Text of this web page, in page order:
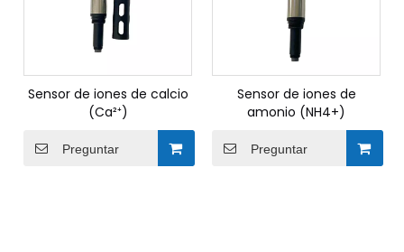
Sensor de iones de calcio
(Ca²⁺)
Preguntar
Sensor de iones de
amonio (NH4+)
Preguntar